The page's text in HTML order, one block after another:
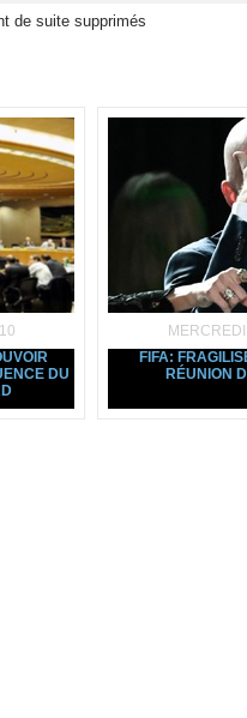
de suite supprimés
DU
FIFA:
RÉUNION